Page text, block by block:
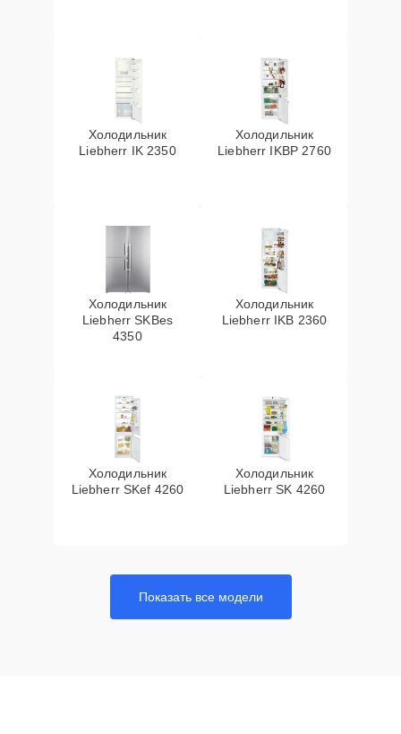
Холодильник
Liebherr IK 2350
Холодильник
Liebherr IKBP 2760
Холодильник
Liebherr SKBes
4350
Холодильник
Liebherr IKB 2360
Холодильник
Liebherr SKef 4260
Холодильник
Liebherr SK 4260
Показать все модели